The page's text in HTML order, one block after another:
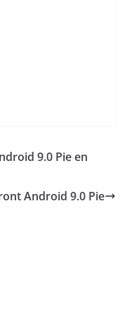
9.0 Pie en
Android 9.0 Pie